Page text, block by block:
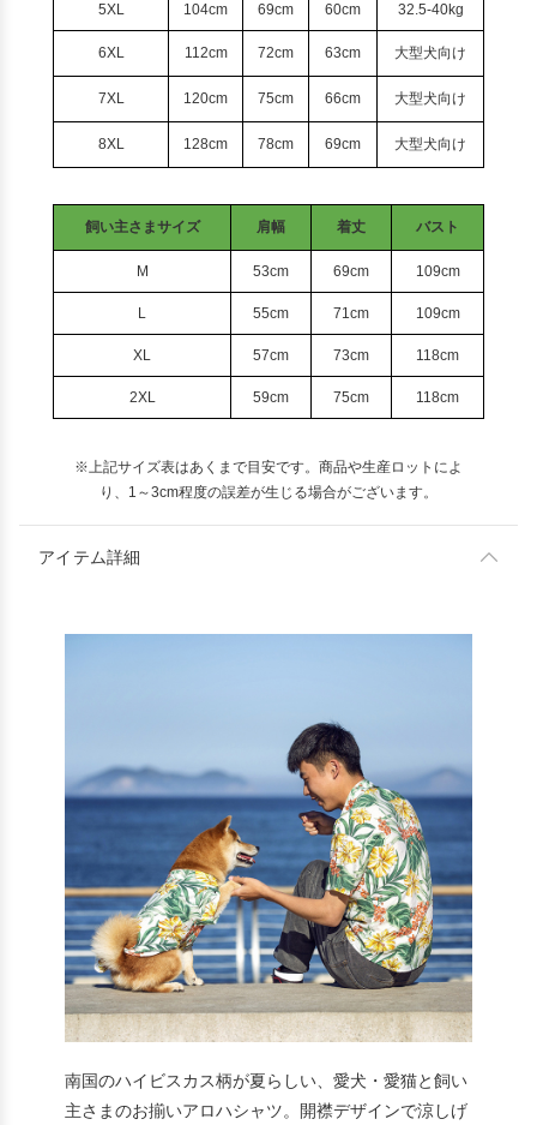
5XL 104cm 69cm 60cm 32.5-40kg
6XL 112cm 72cm 63cm 大型犬向け
7XL 120cm 75cm 66cm 大型犬向け
8XL 128cm 78cm 69cm 大型犬向け
飼い主さまサイズ 肩幅 着丈 バスト
M 53cm 69cm 109cm
L 55cm 71cm 109cm
XL 57cm 73cm 118cm
2XL 59cm 75cm 118cm
※上記サイズ表はあくまで目安です。商品や生産ロットによ
り、1～3cm程度の誤差が生じる場合がございます。
アイテム詳細
南国のハイビスカス柄が夏らしい、愛犬・愛猫と飼い
主さまのお揃いアロハシャツ。開襟デザインで涼しげ